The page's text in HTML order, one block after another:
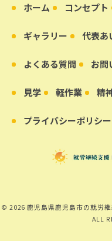
ホーム コンセプト
ギャラリー 代表あ
よくある質問 お問
見学 軽作業 精
プライバシーポリシー
© 2026 鹿児島県鹿児島市の就労
ALL